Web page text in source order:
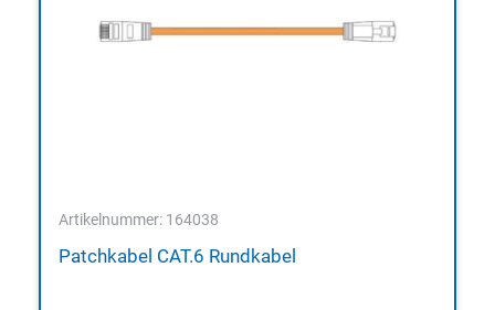
Artikelnummer: 164038
Patchkabel CAT.6 Rundkabel